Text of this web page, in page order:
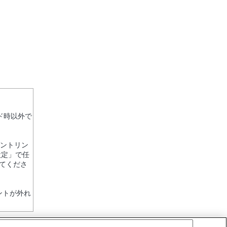
時以外で
トリン
」で任
くださ
トが外れ